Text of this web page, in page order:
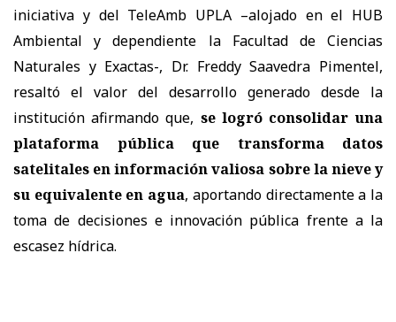
iniciativa y del TeleAmb UPLA –alojado en el HUB
Ambiental y dependiente la Facultad de Ciencias
Naturales y Exactas-, Dr. Freddy Saavedra Pimentel,
resaltó el valor del desarrollo generado desde la
institución afirmando que, se logró consolidar una
plataforma pública que transforma datos
satelitales en información valiosa sobre la nieve y
su equivalente en agua, aportando directamente a la
toma de decisiones e innovación pública frente a la
escasez hídrica.